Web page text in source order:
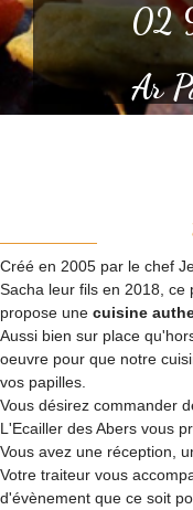
02
Ar
Créé en 2005 par le chef
Sacha leur fils en 2018, ce
propose une cuisine
Aussi bien sur place
oeuvre pour que notre
vos papilles.
Vous désirez commander
L'Ecailler des Abers vous
Vous avez une réception,
Votre traiteur vous
d'évènement que ce soit